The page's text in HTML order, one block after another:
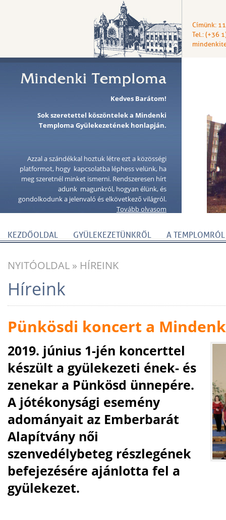
Címünk:
Tel.: (+36
Kedves Barátom!
Sok szeretettel köszöntelek a Mindenki
Temploma Gyülekezetének honlapján.
Azzal a szándékkal hoztuk létre ezt a közösségi
platformot, hogy kapcsolatba léphess velünk, ha
meg szeretnél minket ismerni. Rendszeresen hírt
adunk magunkról, hogyan élünk, és
gondolkodunk a jelenvaló és elkövetkező világról.
Tovább olvasom
KEZDŐOLDAL GYÜLEKEZETÜNKRŐL A TEMPLOMRÓL
NYITÓOLDAL » HÍREINK
Híreink
Pünkösdi koncert a
2019. június 1-jén koncerttel
készült a gyülekezeti ének- és
zenekar a Pünkösd ünnepére.
A jótékonysági esemény
adományait az Emberbarát
Alapítvány női
szenvedélybeteg részlegének
befejezésére ajánlotta fel a
gyülekezet.